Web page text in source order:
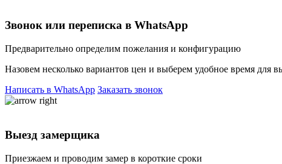
Звонок или переписка в WhatsApp
Предварительно определим пожелания и конфигурацию
Назовем несколько вариантов цен и выберем удобное время для
Написать в WhatsApp Заказать звонок
Выезд замерщика
Приезжаем и проводим замер в короткие сроки